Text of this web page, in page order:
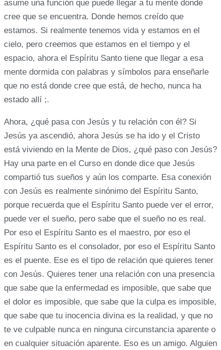
asume una función que puede llegar a tu mente donde
cree que se encuentra. Donde hemos creído que
estamos. Si realmente tenemos vida y estamos en el
cielo, pero creemos que estamos en el tiempo y el
espacio, ahora el Espíritu Santo tiene que llegar a esa
mente dormida con palabras y símbolos para enseñarle
que no está donde cree que está, de hecho, nunca ha
estado allí ;.
Ahora, ¿qué pasa con Jesús y tu relación con él? Si
Jesús ya ascendió, ahora Jesús se ha ido y el Cristo
está viviendo en la Mente de Dios, ¿qué paso con Jesús?
Hay una parte en el Curso en donde dice que Jesús
compartió tus sueños y aún los comparte. Esa conexión
con Jesús es realmente sinónimo del Espíritu Santo,
porque recuerda que el Espíritu Santo puede ver el error,
puede ver el sueño, pero sabe que el sueño no es real.
Por eso el Espíritu Santo es el maestro, por eso el
Espíritu Santo es el consolador, por eso el Espíritu Santo
es el puente. Ese es el tipo de relación que quieres tener
con Jesús. Quieres tener una relación con una presencia
que sabe que la enfermedad es imposible, que sabe que
el dolor es imposible, que sabe que la culpa es imposible,
que sabe que tu inocencia divina es la realidad, y que no
te ve culpable nunca en ninguna circunstancia aparente o
en cualquier situación aparente. Eso es un amigo. Alguien